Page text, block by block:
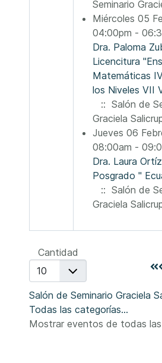
Seminario
Miércoles 05
04:00pm -
Dra. Paloma
Licencitura
Matemáticas
los Niveles VII
:: Salón de
Graciela
Jueves 06
08:00am -
Dra. Laura
Posgrado "
:: Salón de
Graciela
Lista de límites de paginación
Cantidad
Salón de Seminario Graciela
Todas las categorías...
Mostrar eventos de todas